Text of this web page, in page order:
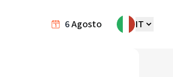
6Agosto IT